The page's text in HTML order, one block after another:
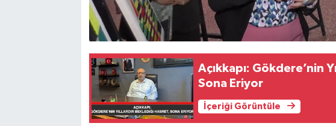
Açıkkapı: Gökdere’nin
Sona Eriyor
İçeriği Görüntüle